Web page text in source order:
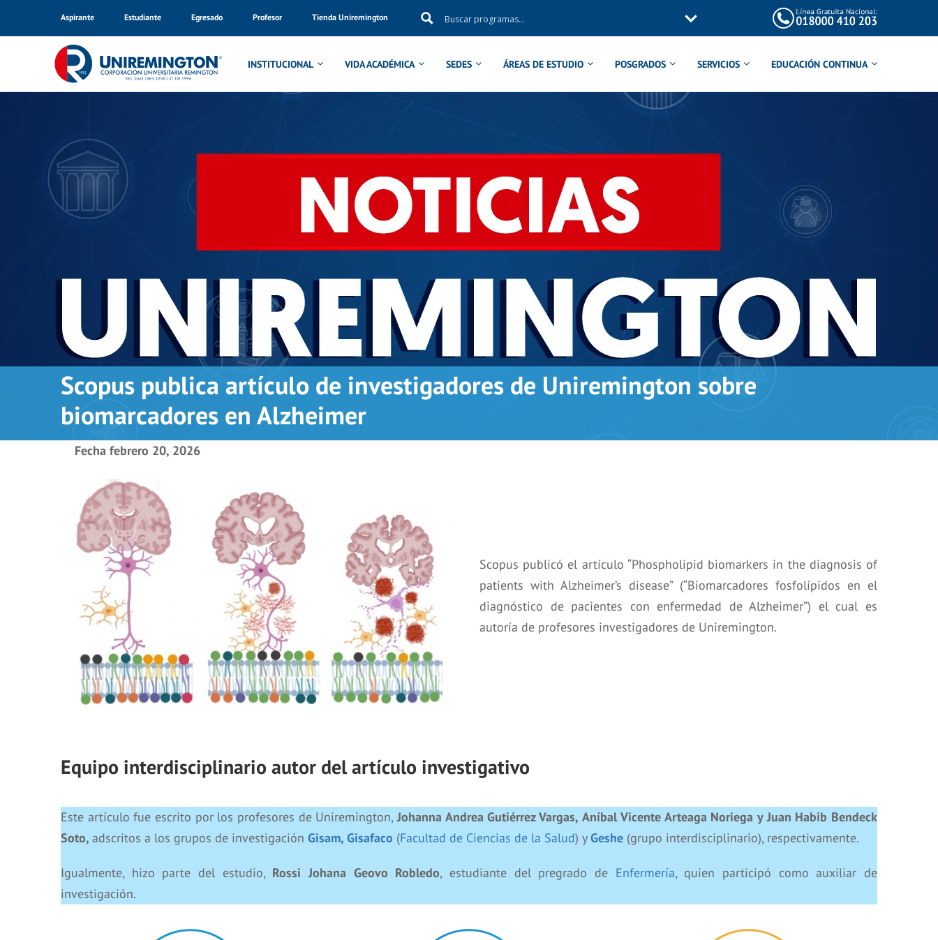
Aspirante Estudiante Egresado Profesor Tienda Uniremington
INSTITUCIONAL VIDA ACADÉMICA SEDES ÁREAS DE ESTUDIO POSGRADOS SERVICIOS EDUCACIÓN CONTINUA
Inicio Noticias
Scopus publica artículo de investigadores de Uniremington sobre
biomarcadores en Alzheimer
Fecha febrero 20, 2026
Scopus publicó el artículo “Phospholipid biomarkers in the diagnosis of
patients with Alzheimer’s disease” (“Biomarcadores fosfolípidos en el
diagnóstico de pacientes con enfermedad de Alzheimer”) el cual es
autoría de profesores investigadores de Uniremington.
Equipo interdisciplinario autor del artículo investigativo
Este artículo fue escrito por los profesores de Uniremington,Johanna Andrea Gutiérrez Vargas, Aníbal Vicente Arteaga Noriega y Juan Habib Bendeck
Soto, adscritos a los grupos de investigación Gisam, Gisafaco (Facultad de Ciencias de la Salud) yGeshe (grupo interdisciplinario), respectivamente.
Igualmente, hizo parte del estudio, Rossi Johana Geovo Robledo, estudiante del pregrado de Enfermería, quien participó como auxiliar de
investigación.